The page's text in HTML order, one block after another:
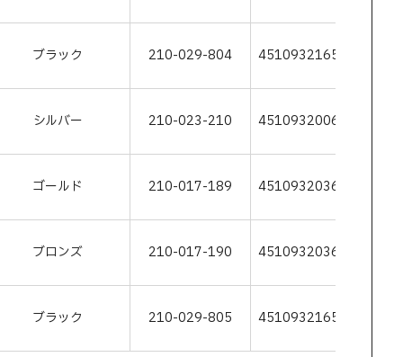
ブラック 210-029-804 4510932165624
シルバー 210-023-210 4510932006125
ゴールド 210-017-189 4510932036344
ブロンズ 210-017-190 4510932036351
ブラック 210-029-805 4510932165631